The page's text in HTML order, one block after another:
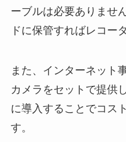
ーブルは必要ありませ
ドに保管すればレコー
また、インターネット
カメラをセットで提供
に導入することでコス
す。